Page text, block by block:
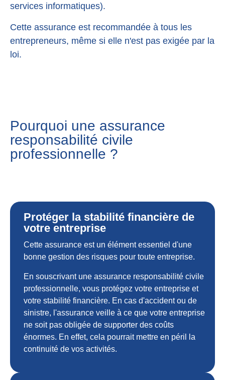
services informatiques).
Cette assurance est recommandée à tous les
entrepreneurs, même si elle n'est pas exigée par la
loi.
Pourquoi une assurance
responsabilité civile
professionnelle ?
Protéger la stabilité financière de
votre entreprise
Cette assurance est un élément essentiel d'une
bonne gestion des risques pour toute entreprise.
En souscrivant une assurance responsabilité civile
professionnelle, vous protégez votre entreprise et
votre stabilité financière. En cas d'accident ou de
sinistre, l'assurance veille à ce que votre entreprise
ne soit pas obligée de supporter des coûts
énormes. En effet, cela pourrait mettre en péril la
continuité de vos activités.